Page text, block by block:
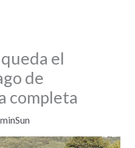
el
de
completa